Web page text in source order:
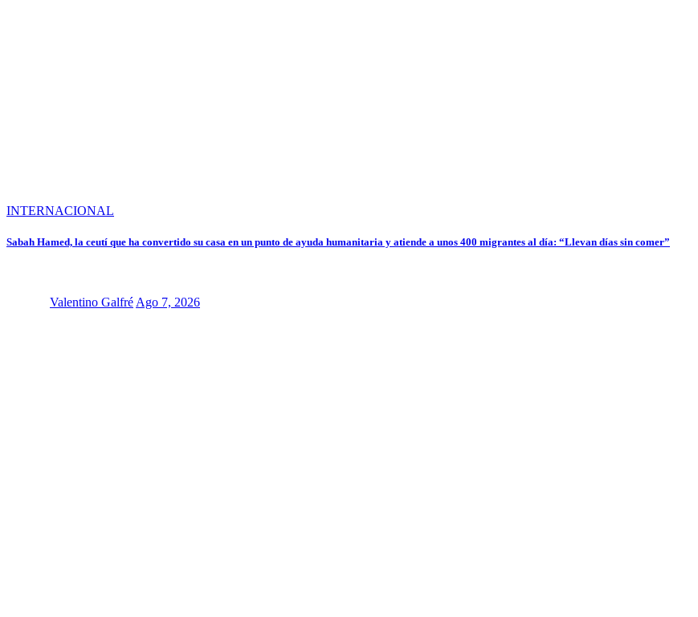
INTERNACIONAL
Sabah Hamed, la ceutí que ha convertido su casa en un punto de ayuda humanitaria y atiende a unos 400 migrantes al día: “Llevan días sin comer”
Valentino GalfréAgo 7, 2026